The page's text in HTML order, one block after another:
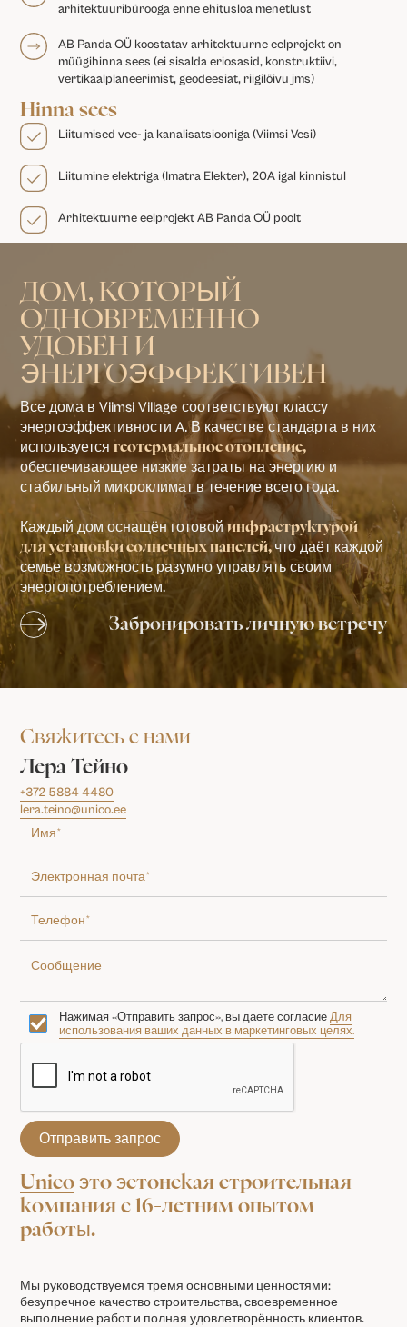
arhitektuuribürooga enne ehitusloa menetlust
AB Panda OÜ koostatav arhitektuurne eelprojekt on
müügihinna sees (ei sisalda eriosasid, konstruktiivi,
vertikaalplaneerimist, geodeesiat, riigilõivu jms)
Hinna sees
Liitumised vee- ja kanalisatsiooniga (Viimsi Vesi)
Liitumine elektriga (Imatra Elekter), 20A igal kinnistul
Arhitektuurne eelprojekt AB Panda OÜ poolt
ДОМ, КОТОРЫЙ
ОДНОВРЕМЕННО
УДОБЕН И
ЭНЕРГОЭФФЕКТИВЕН
Все дома в Viimsi Village соответствуют классу
энергоэффективности A. В качестве стандарта в них
используетсягеотермальное отопление,
обеспечивающее низкие затраты на энергию и
стабильный микроклимат в течение всего года.
Каждый дом оснащён готовойинфраструктурой
для установки солнечных панелей,что даёт каждой
семье возможность разумно управлять своим
энергопотреблением.
Забронировать личную встречу
Unico это эстонская строительная
компания с 16-летним опытом
работы.
Мы руководствуемся тремя основными ценностями:
безупречное качество строительства, своевременное
выполнение работ и полная удовлетворённость клиентов.
Свяжитесь с нами
Лера Тейно
+372 5884 4480
lera.teino@unico.ee
Нажимая «Отправить запрос», вы даете согласиеДля
использования ваших данных в маркетинговых целях.